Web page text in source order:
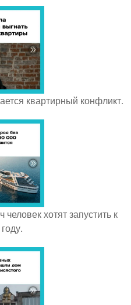
квартирный конфликт.
хотят запустить к